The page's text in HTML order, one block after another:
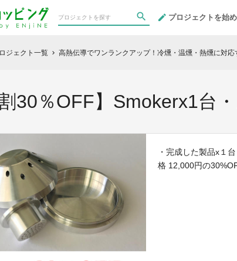
プロジェクトを始
ジェクト一覧 chevron_right 高熱伝導でワンランクアップ！冷燻・温燻・熱燻に対応
割30％OFF】Smokerx1台
・完成した製品x１
格 12,000円の